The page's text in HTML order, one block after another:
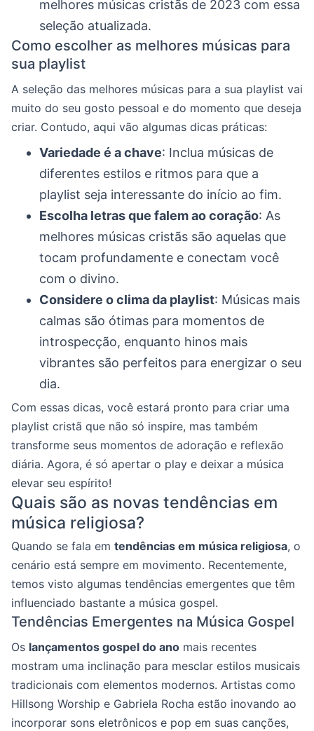
melhores músicas cristãs de 2023 com essa
seleção atualizada.
Como escolher as melhores músicas para
sua playlist
A seleção das melhores músicas para a sua playlist vai
muito do seu gosto pessoal e do momento que deseja
criar. Contudo, aqui vão algumas dicas práticas:
Variedade é a chave: Inclua músicas de
diferentes estilos e ritmos para que a
playlist seja interessante do início ao fim.
Escolha letras que falem ao coração: As
melhores músicas cristãs são aquelas que
tocam profundamente e conectam você
com o divino.
Considere o clima da playlist: Músicas mais
calmas são ótimas para momentos de
introspecção, enquanto hinos mais
vibrantes são perfeitos para energizar o seu
dia.
Com essas dicas, você estará pronto para criar uma
playlist cristã que não só inspire, mas também
transforme seus momentos de adoração e reflexão
diária. Agora, é só apertar o play e deixar a música
elevar seu espírito!
Quais são as novas tendências em
música religiosa?
Quando se fala em tendências em música religiosa, o
cenário está sempre em movimento. Recentemente,
temos visto algumas tendências emergentes que têm
influenciado bastante a música gospel.
Tendências Emergentes na Música Gospel
Os lançamentos gospel do ano mais recentes
mostram uma inclinação para mesclar estilos musicais
tradicionais com elementos modernos. Artistas como
Hillsong Worship e Gabriela Rocha estão inovando ao
incorporar sons eletrônicos e pop em suas canções,